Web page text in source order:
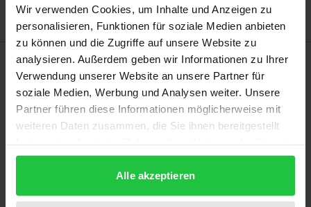
Wir verwenden Cookies, um Inhalte und Anzeigen zu
personalisieren, Funktionen für soziale Medien anbieten
zu können und die Zugriffe auf unsere Website zu
analysieren. Außerdem geben wir Informationen zu Ihrer
Verwendung unserer Website an unsere Partner für
soziale Medien, Werbung und Analysen weiter. Unsere
Partner führen diese Informationen möglicherweise mit
weiteren Daten zusammen, die Sie ihnen bereitgestellt
gesammelt haben.
Alle akzeptieren
Description
Dieser Band behandelt grundlegende Ordnungs-
und Gestaltungsprobleme auf kulturellem Gebiet.
geistigen Eigentums und zur kulturellen Gestaltung
im Spannungsfeld von nationaler
Regelungskompetenz und europäischem